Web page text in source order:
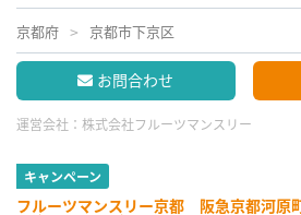
京都府 京都市下京区
お問合わせ
運営会社： 株式会社フルーツマンスリー
キャンペーン
フルーツマンスリー京都 阪急京都河原